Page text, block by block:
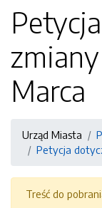
Marca
Urząd Miasta
Petycja
Treść do